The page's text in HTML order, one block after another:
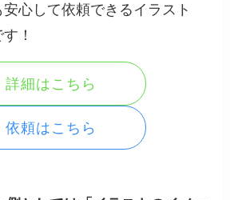
心して依頼できるイラスト
！
詳細はこちら
依頼はこちら